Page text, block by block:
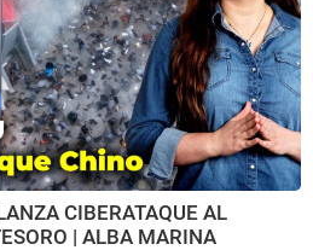
CIBERATAQUE AL
| ALBA MARINA